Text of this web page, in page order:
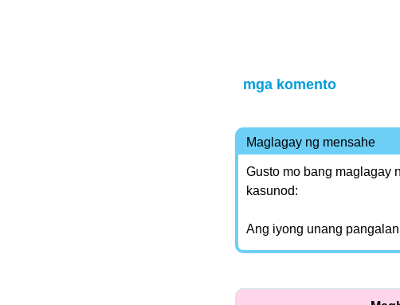
mga komento
Maglagay ng mensahe
Gusto mo bang maglagay
kasunod:
Ang iyong unang